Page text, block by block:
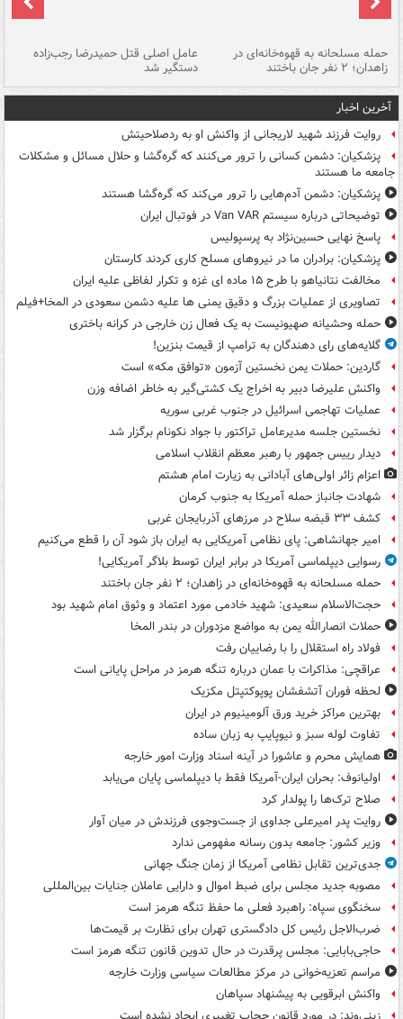
حمله مسلحانه به قهوه‌خانه‌ای در
زاهدان؛ ۲ نفر جان باختند
عامل اصلی قتل حمیدرضا رجب‌زاده
دستگیر شد
آخرین اخبار
روایت فرزند شهید لاریجانی از واکنش او به ردصلاحیتش
پزشکیان: دشمن کسانی را ترور می‌کنند که گره‌گشا و حلال مسائل و مشکلات
جامعه ما هستند
پزشکیان: دشمن آدم‌هایی را ترور می‌کند که گره‌گشا هستند
توضیحاتی درباره سیستم Van VAR در فوتبال ایران
پاسخ نهایی حسین‌نژاد به پرسپولیس
پزشکیان: برادران ما در نیروهای مسلح کاری کردند کارستان
مخالفت نتانیاهو با طرح ۱۵ ماده ای غزه و تکرار لفاظی علیه ایران
تصاویری از عملیات بزرگ و دقیق یمنی ها علیه دشمن سعودی در المخا+فیلم
حمله وحشیانه صهیونیست به یک فعال زن خارجی در کرانه باختری
گلایه‌های رای دهندگان به ترامپ از قیمت بنزین!
گاردین: حملات یمن نخستین آزمون «توافق مکه» است
واکنش علیرضا دبیر به اخراج یک کشتی‌گیر به خاطر اضافه وزن
عملیات تهاجمی اسرائیل در جنوب غربی سوریه
نخستین جلسه مدیرعامل تراکتور با جواد نکونام برگزار شد
دیدار رییس جمهور با رهبر معظم انقلاب اسلامی
اعزام زائر اولی‌های آبادانی به زیارت امام هشتم
شهادت جانباز حمله آمریکا به جنوب کرمان
کشف ۳۳ قبضه سلاح در مرزهای آذربایجان غربی
امیر جهانشاهی: پای نظامی آمریکایی به ایران باز شود آن را قطع می‌کنیم
رسوایی دیپلماسی آمریکا در برابر ایران توسط بلاگر آمریکایی!
حمله مسلحانه به قهوه‌خانه‌ای در زاهدان؛ ۲ نفر جان باختند
حجت‌الاسلام سعیدی: شهید خادمی مورد اعتماد و وثوق امام شهید بود
حملات انصارالله یمن به مواضع مزدوران در بندر المخا
فولاد راه استقلال را با رضاییان رفت
عراقچی: مذاکرات با عمان درباره تنگه هرمز در مراحل پایانی است
لحظه فوران آتشفشان پوپوکتپتل مکزیک
بهترین مراکز خرید ورق آلومینیوم در ایران
تفاوت لوله سبز و نیوپایپ به زبان ساده
همایش محرم و عاشورا در آینه اسناد وزارت امور خارجه
اولیانوف: بحران ایران-آمریکا فقط با دیپلماسی پایان می‌یابد
صلاح ترک‌ها را پولدار کرد
روایت پدر امیرعلی جداوی از جست‌وجوی فرزندش در میان آوار
وزیر کشور: جامعه بدون رسانه مفهومی ندارد
جدی‌ترین تقابل نظامی آمریکا از زمان جنگ جهانی
مصوبه جدید مجلس برای ضبط اموال و دارایی عاملان جنایات بین‌المللی
سخنگوی سپاه: راهبرد فعلی ما حفظ تنگه هرمز است
ضرب‌الاجل رئیس کل دادگستری تهران برای نظارت بر قیمت‌ها
حاجی‌بابایی: مجلس پرقدرت در حال تدوین قانون تنگه هرمز است
مراسم تعزیه‌خوانی در مرکز مطالعات سیاسی وزارت خارجه
واکنش ابرقویی به پیشنهاد سپاهان